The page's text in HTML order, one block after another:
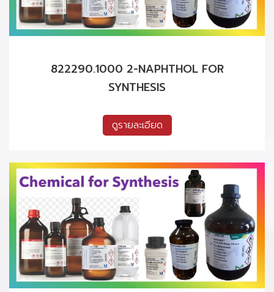
822290.1000 2-NAPHTHOL FOR
SYNTHESIS
ดูรายละเอียด